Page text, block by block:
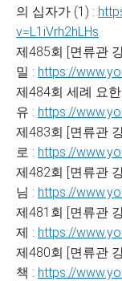
의 십자가 (1) :
v=L1iVrh2hLHs
제485회 [면류관
밀 : https://
제484회 세례 요
유 : https://
제483회 [면류관
로 : https://
제482회 [면류관
님 : https://
제481회 [면류관
제 : https://
제480회 [면류관
책 : https://